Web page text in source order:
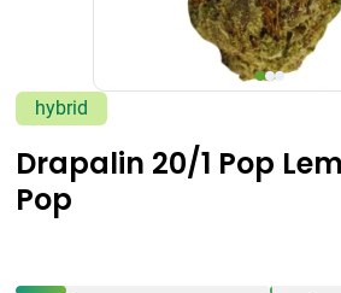
hybrid
Drapalin 20/1 Pop
Pop